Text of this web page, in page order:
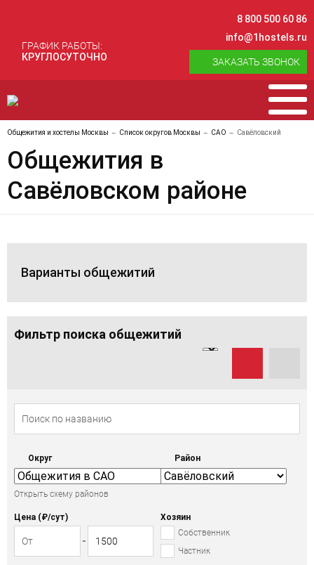
ГРАФИК РАБОТЫ:
КРУГЛОСУТОЧНО
8 800 500 60 86
info@1hostels.ru
ЗАКАЗАТЬ ЗВОНОК
Общежития и хостелы Москвы Список округов Москвы САО Савёловский
Общежития в
Савёловском районе
Варианты общежитий
Фильтр поиска общежитий
Округ
Открыть схему районов
Район
Цена (₽/cут)
Хозяин
Собственник
Частник